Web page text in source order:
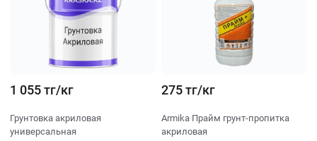
1 055 тг/кг
Грунтовка акриловая
универсальная
275 тг/кг
Armika Прайм грунт-пропитка
акриловая